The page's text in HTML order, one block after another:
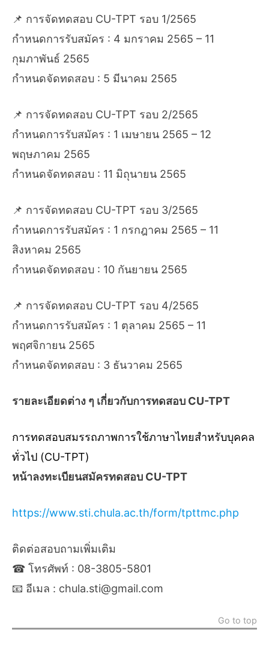
📌 การจัดทดสอบ CU-TPT รอบ 1/2565
กำหนดการรับสมัคร : 4 มกราคม 2565 – 11
กุมภาพันธ์ 2565
กำหนดจัดทดสอบ : 5 มีนาคม 2565
📌 การจัดทดสอบ CU-TPT รอบ 2/2565
กำหนดการรับสมัคร : 1 เมษายน 2565 – 12
พฤษภาคม 2565
กำหนดจัดทดสอบ : 11 มิถุนายน 2565
📌 การจัดทดสอบ CU-TPT รอบ 3/2565
กำหนดการรับสมัคร : 1 กรกฎาคม 2565 – 11
สิงหาคม 2565
กำหนดจัดทดสอบ : 10 กันยายน 2565
📌 การจัดทดสอบ CU-TPT รอบ 4/2565
กำหนดการรับสมัคร : 1 ตุลาคม 2565 – 11
พฤศจิกายน 2565
กำหนดจัดทดสอบ : 3 ธันวาคม 2565
รายละเอียดต่าง ๆ เกี่ยวกับการทดสอบ CU-TPT
การทดสอบสมรรถภาพการใช้ภาษาไทยสำหรับบุคคล
ทั่วไป (CU-TPT)
หน้าลงทะเบียนสมัครทดสอบ CU-TPT
https://www.sti.chula.ac.th/form/tpttmc.php
ติดต่อสอบถามเพิ่มเติม
☎ โทรศัพท์ : 08-3805-5801
📧 อีเมล : chula.sti@gmail.com
Go to top